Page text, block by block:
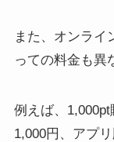
また、オンライ
っての料金も異
例えば、
1,000円、アプ